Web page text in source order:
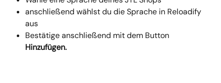
anschließend wählst du die Sprache in Reloadify
aus
Bestätige anschließend mit dem Button
Hinzufügen.